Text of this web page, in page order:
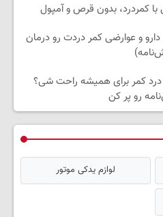
کمردرد، بدون قرص و آمپول
و عوارضی کمر دردت رو درمان
درد کمر برای همیشه راحت شی؟
رو پر کن
لوازم یدکی موتور